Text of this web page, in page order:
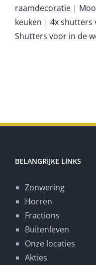
raamdecoratie|
keuken | 4x shutters
Shutters voor in de
BELANGRIJKE LINKS
Zonwering
Horren
Fractions
Buitenleven
Onze locaties
Akties